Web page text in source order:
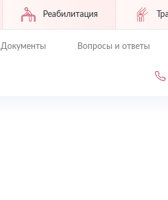
Реабилитация
Документы Вопросы и ответы